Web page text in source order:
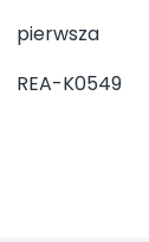
pierwsza
REA-K0549